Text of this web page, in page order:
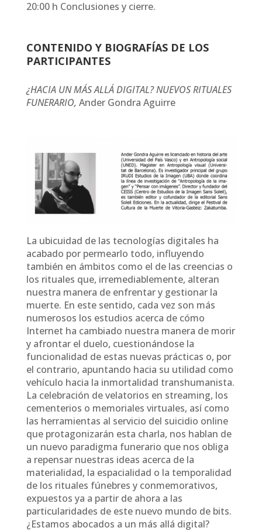
20:00 h Conclusiones y cierre.
CONTENIDO Y BIOGRAFÍAS DE LOS
PARTICIPANTES
¿HACIA UN MÁS ALLÁ DIGITAL? NUEVOS RITUALES
FUNERARIO, Ander Gondra Aguirre
La ubicuidad de las tecnologías digitales ha
acabado por permearlo todo, influyendo
también en ámbitos como el de las creencias o
los rituales que, irremediablemente, alteran
nuestra manera de enfrentar y gestionar la
muerte. En este sentido, cada vez son más
numerosos los estudios acerca de cómo
Internet ha cambiado nuestra manera de morir
y afrontar el duelo, cuestionándose la
funcionalidad de estas nuevas prácticas o, por
el contrario, apuntando hacia su utilidad como
vehículo hacia la inmortalidad transhumanista.
La celebración de velatorios en streaming, los
cementerios o memoriales virtuales, así como
las herramientas al servicio del suicidio online
que protagonizarán esta charla, nos hablan de
un nuevo paradigma funerario que nos obliga
a repensar nuestras ideas acerca de la
materialidad, la espacialidad o la temporalidad
de los rituales fúnebres y conmemorativos,
expuestos ya a partir de ahora a las
particularidades de este nuevo mundo de bits.
¿Estamos abocados a un más allá digital?